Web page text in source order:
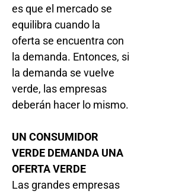
es que el mercado se
equilibra cuando la
oferta se encuentra con
la demanda. Entonces, si
la demanda se vuelve
verde, las empresas
deberán hacer lo mismo.
UN CONSUMIDOR
VERDE DEMANDA UNA
OFERTA VERDE
Las grandes empresas